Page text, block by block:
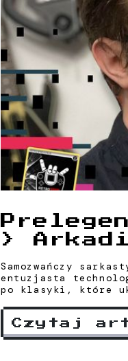
>
Samozwańczy
entuzjasta
po klasyki, które
Czytaj